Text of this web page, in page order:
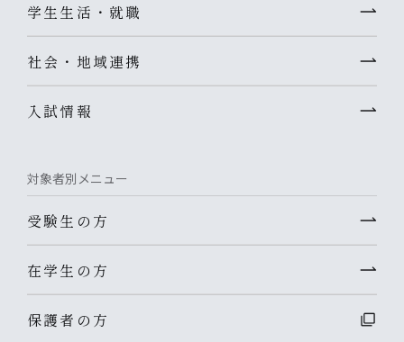
学生生活・就職
社会・地域連携
入試情報
対象者別メニュー
受験生の方
在学生の方
保護者の方